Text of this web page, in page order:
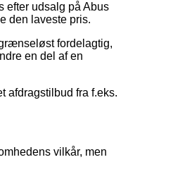
efter udsalg på Abus
den laveste pris.
fordelagtig,
en del af en
afdragstilbud fra f.eks.
vilkår, men